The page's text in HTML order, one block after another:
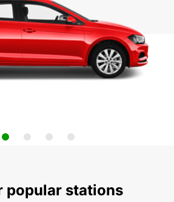
popular stations